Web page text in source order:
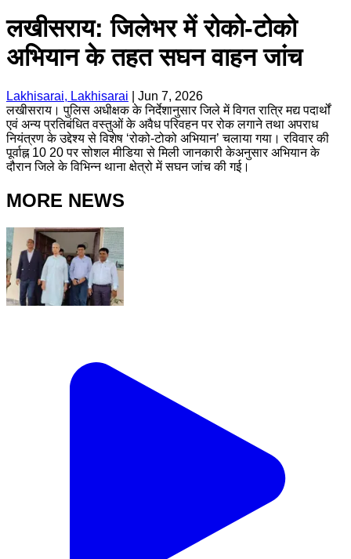
लखीसराय: जिलेभर में रोको-टोको
अभियान के तहत सघन वाहन जांच
Lakhisarai, Lakhisarai
Jun 7, 2026
लखीसराय। पुलिस अधीक्षक के निर्देशानुसार जिले में विगत रात्रि मद्य पदार्थों
एवं अन्य प्रतिबंधित वस्तुओं के अवैध परिवहन पर रोक लगाने तथा अपराध
नियंत्रण के उद्देश्य से विशेष ‘रोको-टोको अभियान’ चलाया गया। रविवार की
पूर्वाह्न 10 20 पर सोशल मीडिया से मिली जानकारी केअनुसार अभियान के
दौरान जिले के विभिन्न थाना क्षेत्रो में सघन जांच की गई।
MORE NEWS